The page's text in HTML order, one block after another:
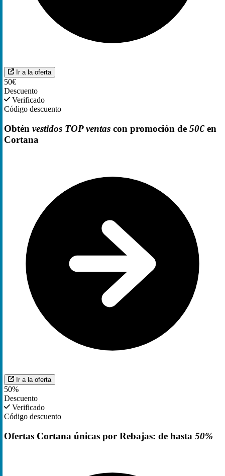
Ir a la oferta
50€
Descuento
Verificado
Código descuento
Obtén vestidos TOP ventas con promoción de 50€ en
Cortana
Ir a la oferta
50%
Descuento
Verificado
Código descuento
Ofertas Cortana únicas por Rebajas: de hasta 50%